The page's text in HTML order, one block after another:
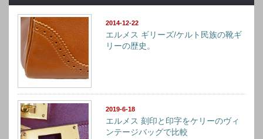
2014-12-22
エルメス ギリーズ/ケルト民族の靴ギ
リーの歴史。
2019-6-18
エルメス 刻印と印字をケリーのヴィ
ンテージバッグで比較